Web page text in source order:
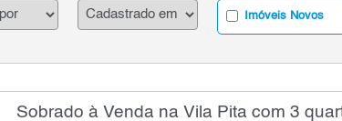
Imóveis Novos
Sobrado à Venda na Vila Pita com 3